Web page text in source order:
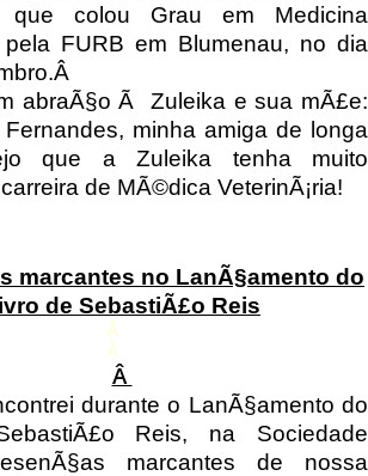
que colou Grau em Medicina
pela FURB em Blumenau, no dia
abraÃ§o Ã Zuleika e sua mÃ£e:
minha amiga de longa
que a Zuleika tenha muito
de MÃ©dica VeterinÃ¡ria!
marcantes no LanÃ§amento do
de SebastiÃ£o Reis
Â
Â
Â
durante o LanÃ§amento do
Reis, na Sociedade
marcantes de nossa